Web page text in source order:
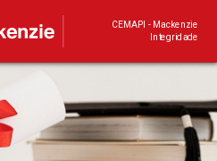
CEMAPI - Mackenzie
Integridade